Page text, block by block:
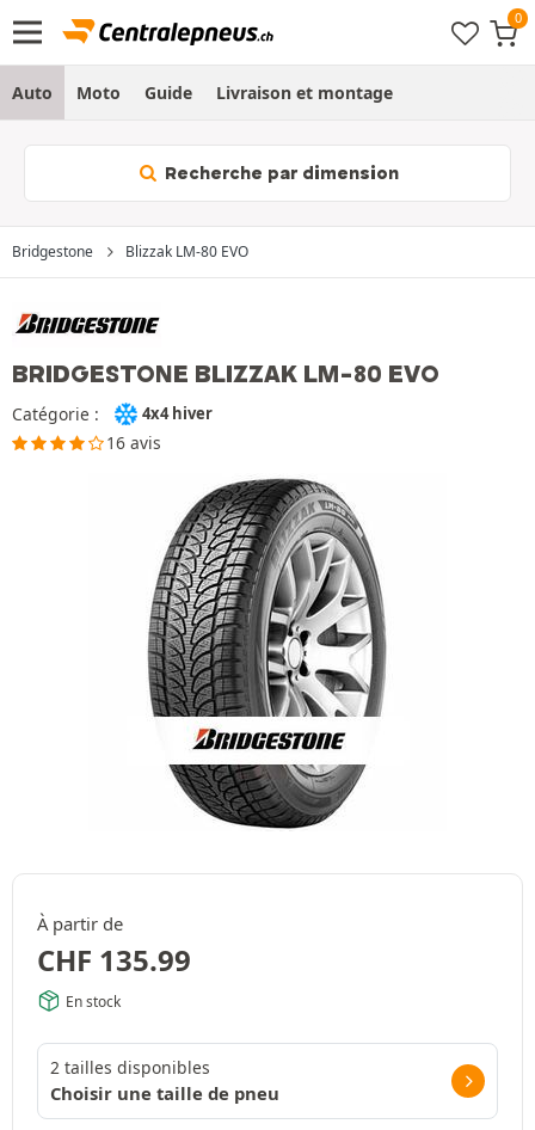
Auto Moto Guide Livraison et montage
Recherche par dimension
Bridgestone Blizzak LM-80 EVO
BRIDGESTONE BLIZZAK LM-80 EVO
Catégorie : 4x4 hiver
16 avis
À partir de
CHF 135.99
En stock
2 tailles disponibles
Choisir une taille de pneu